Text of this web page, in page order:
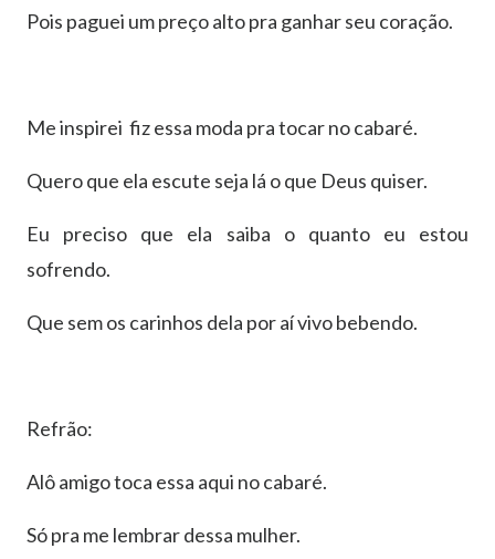
Pois paguei um preço alto pra ganhar seu coração.
Me inspirei fiz essa moda pra tocar no cabaré.
Quero que ela escute seja lá o que Deus quiser.
Eu preciso que ela saiba o quanto eu estou
sofrendo.
Que sem os carinhos dela por aí vivo bebendo.
Refrão:
Alô amigo toca essa aqui no cabaré.
Só pra me lembrar dessa mulher.